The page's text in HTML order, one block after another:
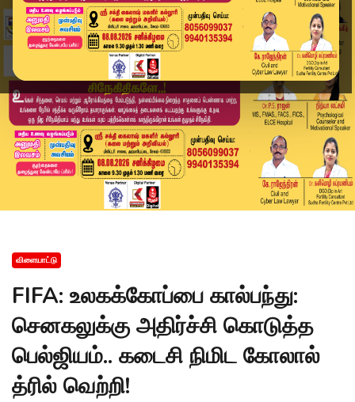
விளையாட்டு
FIFA: உலகக்கோப்பை கால்பந்து:
செனகலுக்கு அதிர்ச்சி கொடுத்த
பெல்ஜியம்.. கடைசி நிமிட கோலால்
த்ரில் வெற்றி!